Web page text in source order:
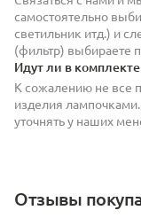
самостоятельно
светильник итд.) и
(фильтр) выбираете
Идут ли в
К сожалению не все
изделия
уточнять у наших
Отзывы